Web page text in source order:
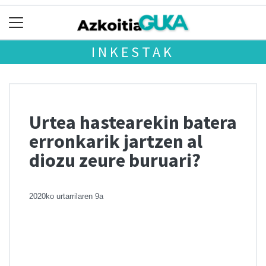
INKESTAK
Urtea hastearekin batera
erronkarik jartzen al
diozu zeure buruari?
2020ko urtarrilaren 9a